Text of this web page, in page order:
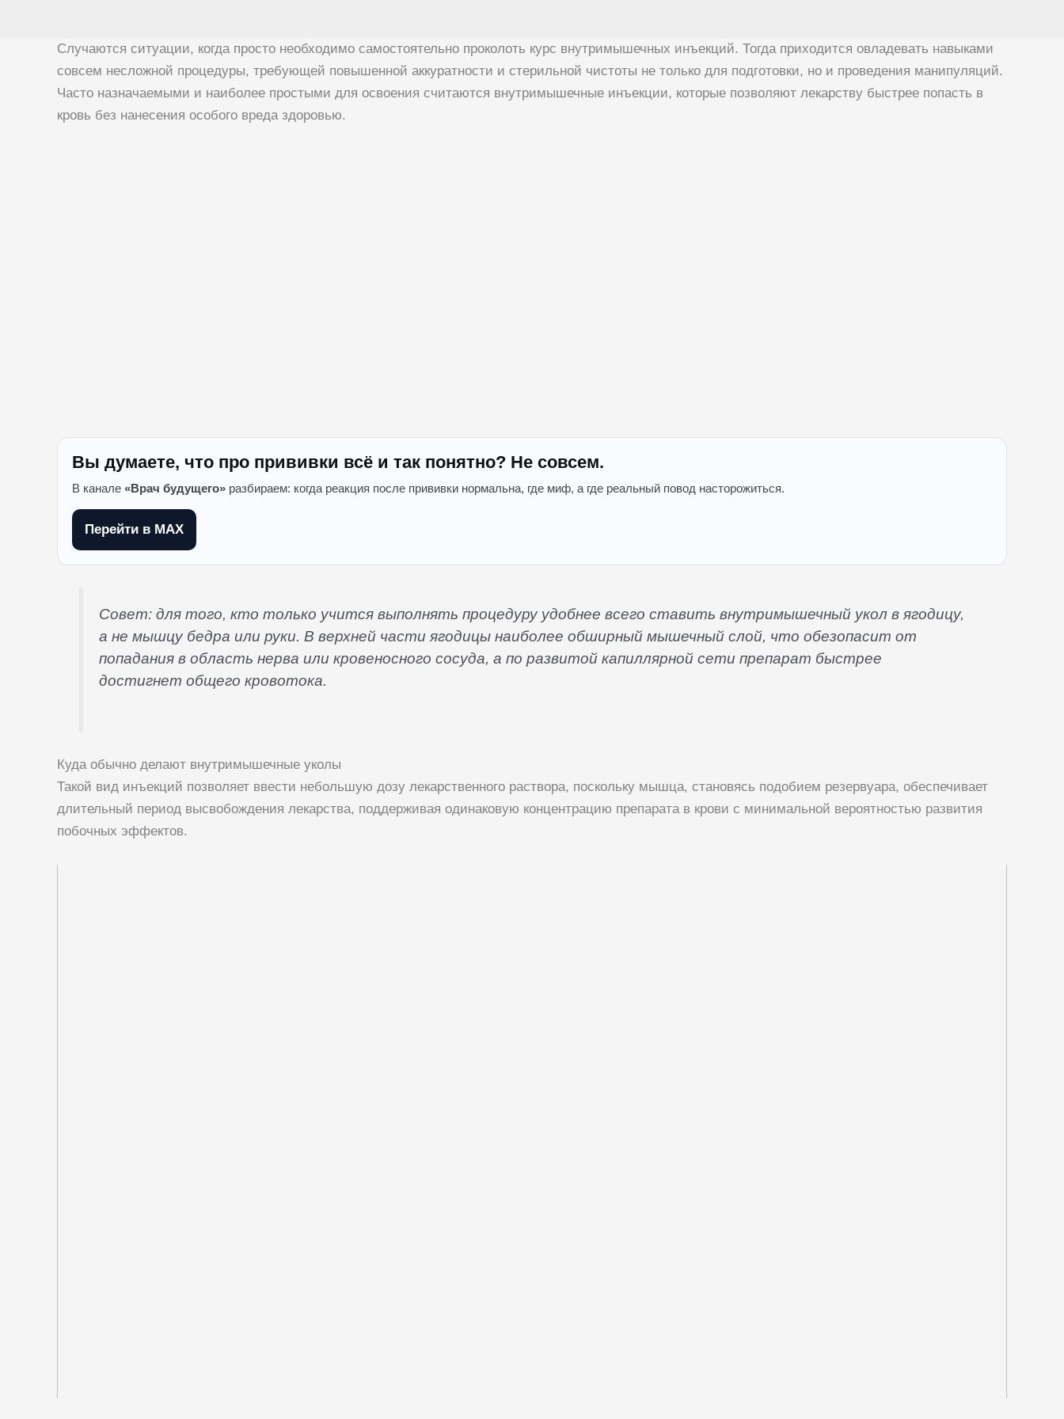
Случаются ситуации, когда просто необходимо самостоятельно проколоть курс внутримышечных инъекций. Тогда приходится овладевать навыками
совсем несложной процедуры, требующей повышенной аккуратности и стерильной чистоты не только для подготовки, но и проведения манипуляций.
Часто назначаемыми и наиболее простыми для освоения считаются внутримышечные инъекции, которые позволяют лекарству быстрее попасть в
кровь без нанесения особого вреда здоровью.
Вы думаете, что про прививки всё и так понятно? Не совсем.
В канале «Врач будущего» разбираем: когда реакция после прививки нормальна, где миф, а где реальный повод насторожиться.
Перейти в MAX
Совет: для того, кто только учится выполнять процедуру удобнее всего ставить внутримышечный укол в ягодицу,
а не мышцу бедра или руки. В верхней части ягодицы наиболее обширный мышечный слой, что обезопасит от
попадания в область нерва или кровеносного сосуда, а по развитой капиллярной сети препарат быстрее
достигнет общего кровотока.
Куда обычно делают внутримышечные уколы
Такой вид инъекций позволяет ввести небольшую дозу лекарственного раствора, поскольку мышца, становясь подобием резервуара, обеспечивает
длительный период высвобождения лекарства, поддерживая одинаковую концентрацию препарата в крови с минимальной вероятностью развития
побочных эффектов.